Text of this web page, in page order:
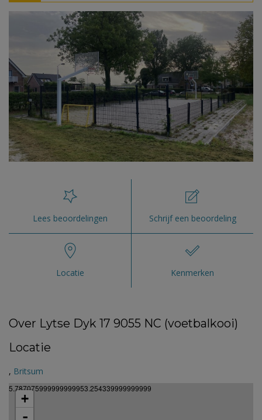
Lees beoordelingen Schrijf een beoordeling
Locatie Kenmerken
Over Lytse Dyk 17 9055 NC (voetbalkooi)
Locatie
, Britsum
5.787075999999999953.254339999999999
+
-